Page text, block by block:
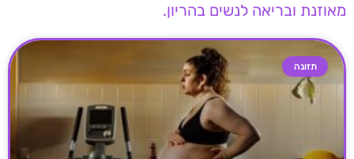
מאוזנת ובריאה לנשים בהריון.
תזונה